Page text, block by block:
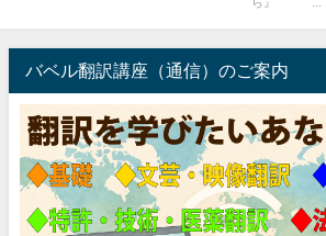
バベル翻訳講座（通信）のご案内